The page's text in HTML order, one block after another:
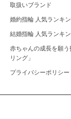
取扱いブランド
婚約指輪 人気ランキ
結婚指輪 人気ランキ
赤ちゃんの成長を願
リング」
プライバシーポリシー